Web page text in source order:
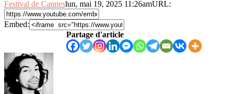
Festival de Canneslun, mai 19, 2025 11:26amURL:
Embed:
Partage d'article